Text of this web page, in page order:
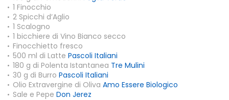
1 Finocchio
2 Spicchi d’Aglio
1 Scalogno
1 bicchiere di Vino Bianco secco
Finocchietto fresco
500 ml di Latte Pascoli Italiani
180 g di Polenta Istantanea Tre Mulini
30 g di Burro Pascoli Italiani
Olio Extravergine di Oliva Amo Essere Biologico
Sale e Pepe Don Jerez